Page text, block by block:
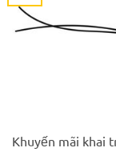
Khuyến mãi khai